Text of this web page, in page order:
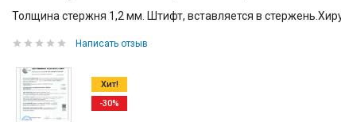
Толщина стержня 1,2 мм. Штифт, вставляется в
Написать отзыв
Хит!
-30%